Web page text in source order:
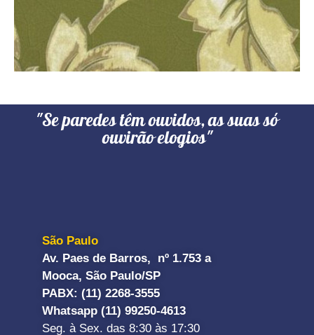
"Se paredes têm ouvidos, as suas só
ouvirão elogios"
São Paulo
Av. Paes de Barros, nº 1.753 a
Mooca, São Paulo/SP
PABX: (11) 2268-3555
Whatsapp (11) 99250-4613
Seg. à Sex. das 8:30 às 17:30